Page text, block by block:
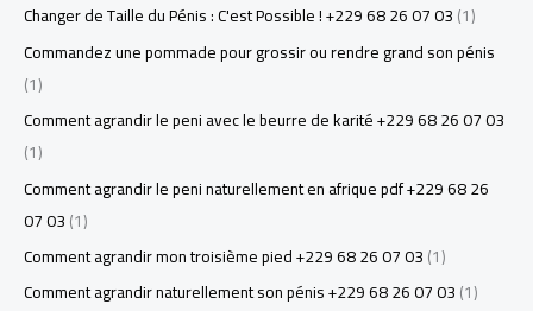
Changer de Taille du Pénis : C'est Possible ! +229 68 26 07 03(1)
Commandez une pommade pour grossir ou rendre grand son pénis
(1)
Comment agrandir le peni avec le beurre de karité +229 68 26 07 03
(1)
Comment agrandir le peni naturellement en afrique pdf +229 68 26
07 03(1)
Comment agrandir mon troisième pied +229 68 26 07 03(1)
Comment agrandir naturellement son pénis +229 68 26 07 03(1)